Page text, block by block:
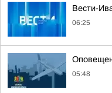
Вести-
06:25
05:48